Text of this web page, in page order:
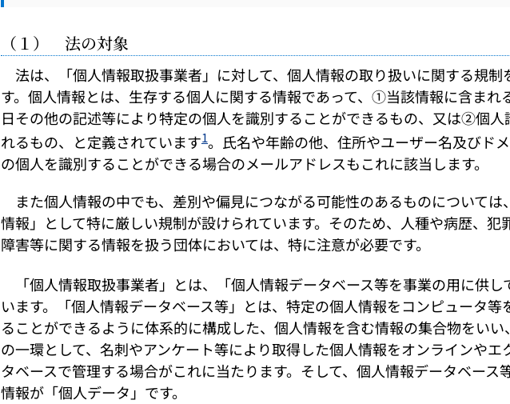
（１） 法の対象
法は、「個人情報取扱事業者」に対して、個人情報の取り扱いに関する規制
す。個人情報とは、生存する個人に関する情報であって、①当該情報に含まれ
日その他の記述等により特定の個人を識別することができるもの、又は②個人
れるもの、と定義されています1。氏名や年齢の他、住所やユーザー名及びド
の個人を識別することができる場合のメールアドレスもこれに該当します。
また個人情報の中でも、差別や偏見につながる可能性のあるものについては
情報」として特に厳しい規制が設けられています。そのため、人種や病歴、犯
障害等に関する情報を扱う団体においては、特に注意が必要です。
「個人情報取扱事業者」とは、「個人情報データベース等を事業の用に供し
います。「個人情報データベース等」とは、特定の個人情報をコンピュータ等
ることができるように体系的に構成した、個人情報を含む情報の集合物をい
の一環として、名刺やアンケート等により取得した個人情報をオンラインやエ
タベースで管理する場合がこれに当たります。そして、個人情報データベース
情報が「個人データ」です。